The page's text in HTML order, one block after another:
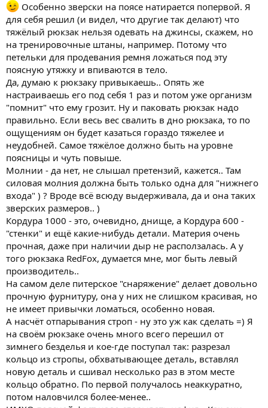
Особенно зверски на поясе натирается попервой. Я
для себя решил (и видел, что другие так делают) что
тяжёлый рюкзак нельзя одевать на джинсы, скажем, но
на тренировочные штаны, например. Потому что
петельки для продевания ремня ложаться под эту
поясную утяжку и впиваются в тело.
Да, думаю к рюкзаку привыкаешь.. Опять же
настраиваешь его под себя 1 раз и потом уже организм
"помнит" что ему грозит. Ну и паковать рюкзак надо
правильно. Если весь вес свалить в дно рюкзака, то по
ощущениям он будет казаться гораздо тяжелее и
неудобней. Самое тяжёлое должно быть на уровне
поясницы и чуть повыше.
Молнии - да нет, не слышал претензий, кажется.. Там
силовая молния должна быть только одна для "нижнего
входа" ) ? Вроде всё всюду выдерживала, да и она таких
зверских размеров.. )
Кордура 1000 - это, очевидно, днище, а Кордура 600 -
"стенки" и ещё какие-нибудь детали. Материя очень
прочная, даже при наличии дыр не расползалась. А у
того рюкзака RedFox, думается мне, мог быть левый
производитель..
На самом деле питерское "снаряжение" делает довольно
прочную фурнитуру, она у них не слишком красивая, но
не имеет привычки ломаться, особенно новая.
А насчёт отпарывания строп - ну это уж как сделать =) Я
на своём рюкзаке очень много всего перешил от
зимнего безделья и кое-где поступал так: разрезал
кольцо из стропы, обхватывающее деталь, вставлял
новую деталь и сшивал несколько раз в этом месте
кольцо обратно. По первой получалось неаккуратно,
потом наловчился более-менее..